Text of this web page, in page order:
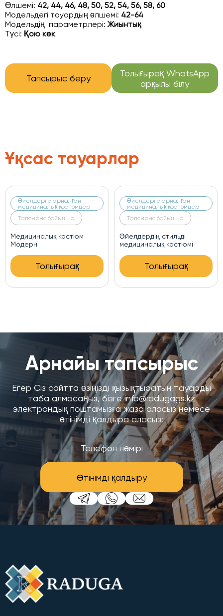
Өлшемі: 42, 44, 46, 48, 50, 52, 54, 56, 58, 60
Модельдегі тауардың өлшемі: 42-64
Модельдің параметрлері:Жиынтық
Түсі: Қою көк
Тапсырыс беру
Толығырақ WhatsApp
арқылы білу
Ұқсас тауарлар
Әйелдерге арналған
медициналық костюмдер
Тапсырыс бойынша
Медициналық костюм
Модерн
Толығырақ
Әйелдерге арналған
медициналық костюмдер
Тапсырыс бойынша
Әйелдердің стильді
медициналық костюмі
Толығырақ
Арнайы тапсырыс
Егер Сіз сайтта өзіңізді қызықтыратын тауарды
таба алмасаңыз, бізге info@radugags.kz
электрондық поштамызға жаза аласыз немесе
өтінімді қалдыра аласыз:
Өтінімді қалдыру